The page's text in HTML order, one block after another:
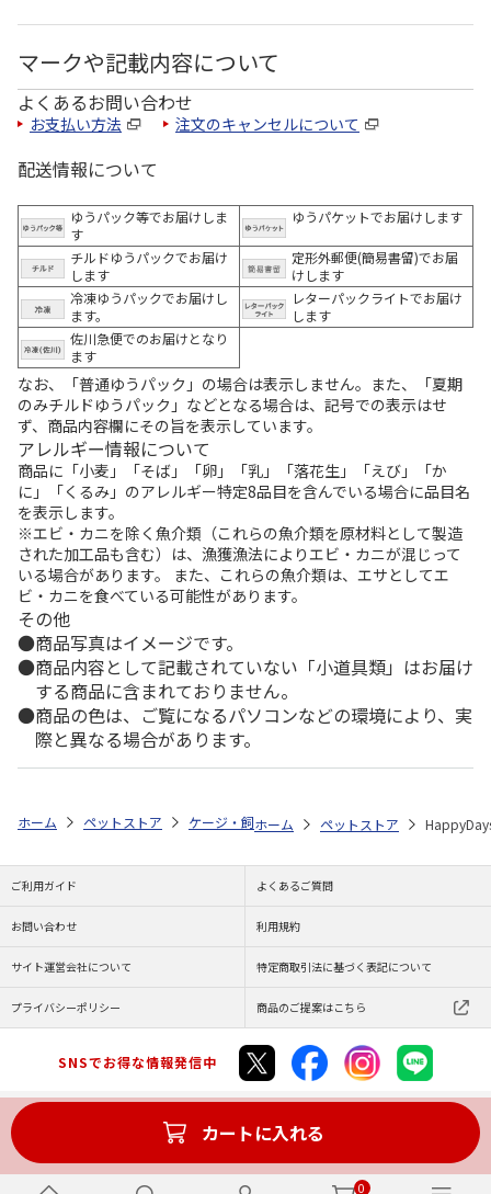
0
マークや記載内容について
よくあるお問い合わせ
お支払い方法 注文のキャンセルについて
配送情報について
ゆうパック等でお届けしま
す
ゆうパケットでお届けします
チルドゆうパックでお届け
します
定形外郵便(簡易書留)でお届
けします
冷凍ゆうパックでお届けし
ます。
レターパックライトでお届け
します
佐川急便でのお届けとなり
ます
なお、「普通ゆうパック」の場合は表示しません。また、「夏期
のみチルドゆうパック」などとなる場合は、記号での表示はせ
ず、商品内容欄にその旨を表示しています。
アレルギー情報について
商品に「小麦」「そば」「卵」「乳」「落花生」「えび」「か
に」「くるみ」のアレルギー特定8品目を含んでいる場合に品目名
を表示します。
※エビ・カニを除く魚介類（これらの魚介類を原材料として製造
された加工品も含む）は、漁獲漁法によりエビ・カニが混じって
いる場合があります。 また、これらの魚介類は、エサとしてエ
ビ・カニを食べている可能性があります。
その他
商品写真はイメージです。
商品内容として記載されていない「小道具類」はお届け
する商品に含まれておりません。
商品の色は、ご覧になるパソコンなどの環境により、実
際と異なる場合があります。
カートに入れる
ホーム ペットストア ケージ・飼育その他用品 キャリー・ドライブ
ホーム ペットストア
ご利用ガイド よくあるご質問
お問い合わせ 利用規約
サイト運営会社について 特定商取引法に基づく表記について
プライバシーポリシー 商品のご提案はこちら
SNSでお得な情報発信中